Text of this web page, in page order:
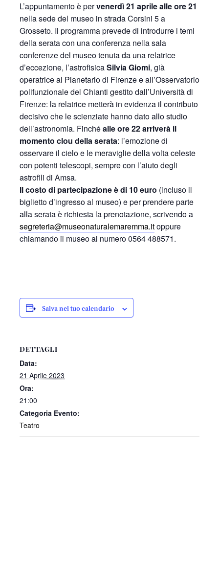
L’appuntamento è pervenerdì 21 aprile alle ore 21
nella sede del museo in strada Corsini 5 a
Grosseto. Il programma prevede di introdurre i temi
della serata con una conferenza nella sala
conferenze del museo tenuta da una relatrice
d’eccezione, l’astrofisicaSilvia Giomi, già
operatrice al Planetario di Firenze e all’Osservatorio
polifunzionale del Chianti gestito dall’Università di
Firenze: la relatrice metterà in evidenza il contributo
decisivo che le scienziate hanno dato allo studio
dell’astronomia. Finchéalle ore 22 arriverà il
momento clou della serata: l’emozione di
osservare il cielo e le meraviglie della volta celeste
con potenti telescopi, sempre con l’aiuto degli
astrofili di Amsa.
Il costo di partecipazione è di 10 euro (incluso il
biglietto d’ingresso al museo) e per prendere parte
alla serata è richiesta la prenotazione, scrivendo a
segreteria@museonaturalemaremma.itoppure
chiamando il museo al numero 0564 488571.
Salva nel tuo calendario
DETTAGLI
Data:
21 Aprile 2023
Ora:
21:00
Categoria Evento:
Teatro